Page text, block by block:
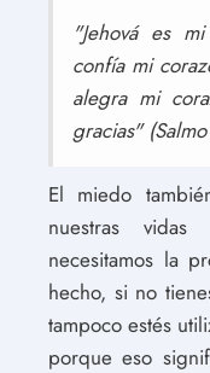
"Jehová es
confía mi
alegra mi
gracias"
El miedo
nuestras
necesitamos la
hecho, si no
tampoco estés
porque eso